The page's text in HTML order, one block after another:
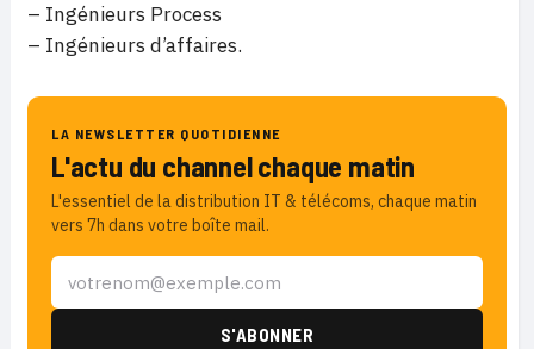
– Ingénieurs Process
– Ingénieurs d’affaires.
LA NEWSLETTER QUOTIDIENNE
L'actu du channel chaque matin
L'essentiel de la distribution IT & télécoms, chaque matin
vers 7h dans votre boîte mail.